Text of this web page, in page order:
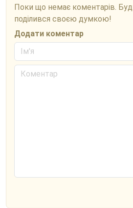
Поки що немає коментарів.
поділився своєю думкою!
Додати коментар